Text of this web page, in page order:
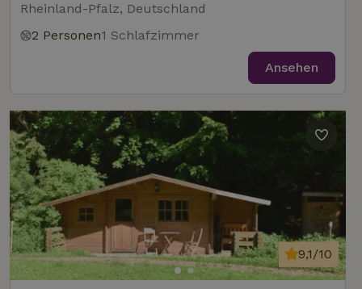
Rheinland-Pfalz, Deutschland
2 Personen1 Schlafzimmer
Ansehen
9,1/10